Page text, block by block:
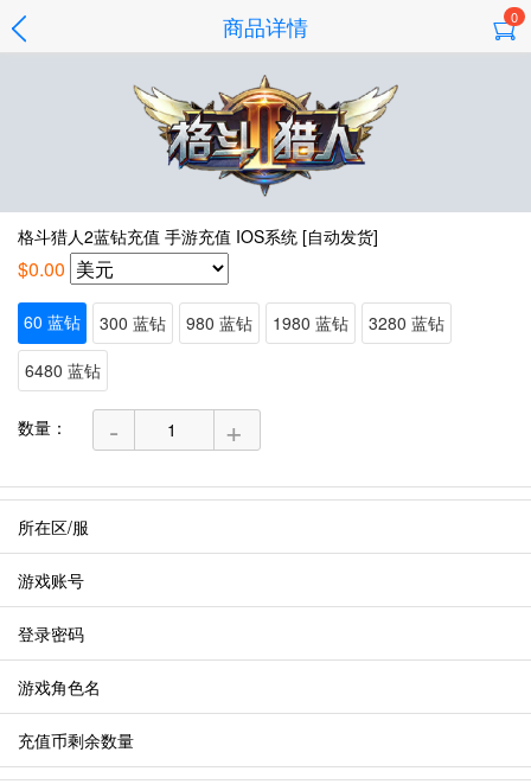
商品详情 0
格斗猎人2蓝钻充值 手游充值 IOS系统 [自动发货]
$0.00
60 蓝钻 300 蓝钻 980 蓝钻 1980 蓝钻
3280 蓝钻
6480 蓝钻
数量： - +
所在区/服
游戏账号
登录密码
游戏角色名
充值币剩余数量